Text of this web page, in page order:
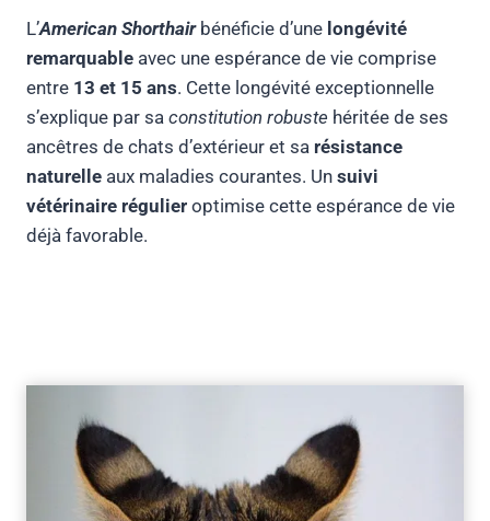
L’American Shorthairbénéficie d’une longévité
remarquable avec une espérance de vie comprise
entre 13 et 15 ans. Cette longévité exceptionnelle
s’explique par sa constitution robuste héritée de ses
ancêtres de chats d’extérieur et sa résistance
naturelle aux maladies courantes. Un suivi
vétérinaire régulier optimise cette espérance de vie
déjà favorable.